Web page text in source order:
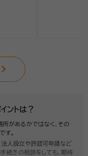
ントは？
があるかではなく、その
です。
法人設立や許認可申請など
続きの相談をしても、期待